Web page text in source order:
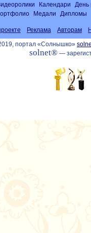
Календари
День
Медали Дипломы
Реклама Авторам
портал «Солнышко»
solnet®—